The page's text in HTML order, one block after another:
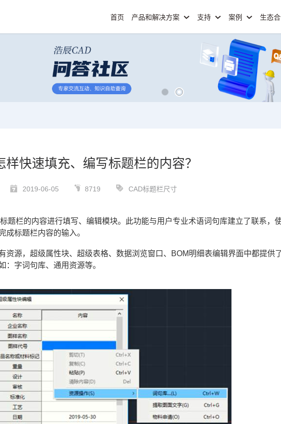
首页 产品和解决方案 支持 案例 生态
样快速填充、编写标题栏的内容？
2019-06-05 8719 CAD标题栏尺寸
题栏的内容进行填写、编辑模块。此功能与用户专业术语词句库建立了联系，
成标题栏内容的输入。
资源，超级属性块、超级表格、数据浏览窗口、BOM明细表编辑界面中都提供
：字词句库、通用资源等。